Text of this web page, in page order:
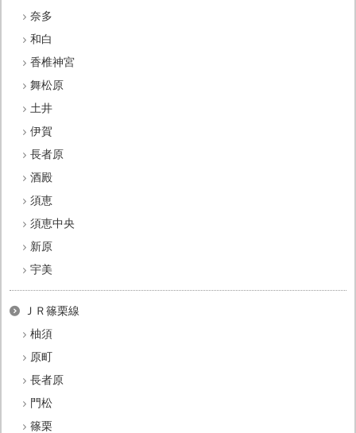
奈多
和白
香椎神宮
舞松原
土井
伊賀
長者原
酒殿
須恵
須恵中央
新原
宇美
ＪＲ篠栗線
柚須
原町
長者原
門松
篠栗